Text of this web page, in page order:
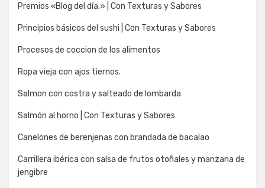
Premios «Blog del día.» | Con Texturas y Sabores
Principios básicos del sushi | Con Texturas y Sabores
Procesos de coccion de los alimentos
Ropa vieja con ajos tiernos.
Salmon con costra y salteado de lombarda
Salmón al horno | Con Texturas y Sabores
Canelones de berenjenas con brandada de bacalao
Carrillera ibérica con salsa de frutos otoñales y manzana de
jengibre